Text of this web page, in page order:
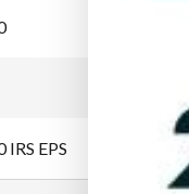
IRS EPS